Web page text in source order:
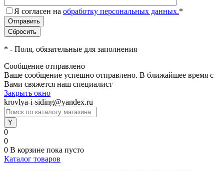
Я согласен на обработку персональных данных.*
* - Поля, обязательные для заполнения
Сообщение отправлено
Ваше сообщение успешно отправлено. В ближайшее время с
Вами свяжется наш специалист
Закрыть окно
krovlya-i-siding@yandex.ru
0
0
0 В корзине пока пусто
Каталог товаров